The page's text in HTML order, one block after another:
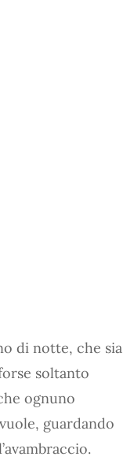
di notte, che sia
soltanto
ognuno
guardando